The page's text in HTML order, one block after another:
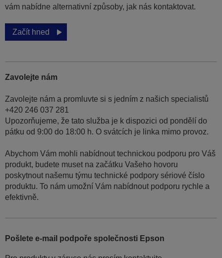
vám nabídne alternativní způsoby, jak nás kontaktovat.
Začít hned
Zavolejte nám
Zavolejte nám a promluvte si s jedním z našich specialistů
+420 246 037 281
Upozorňujeme, že tato služba je k dispozici od pondělí do
pátku od 9:00 do 18:00 h. O svátcích je linka mimo provoz.
Abychom Vám mohli nabídnout technickou podporu pro Váš
produkt, budete muset na začátku Vašeho hovoru
poskytnout našemu týmu technické podpory sériové číslo
produktu. To nám umožní Vám nabídnout podporu rychle a
efektivně.
Pošlete e-mail podpoře společnosti Epson